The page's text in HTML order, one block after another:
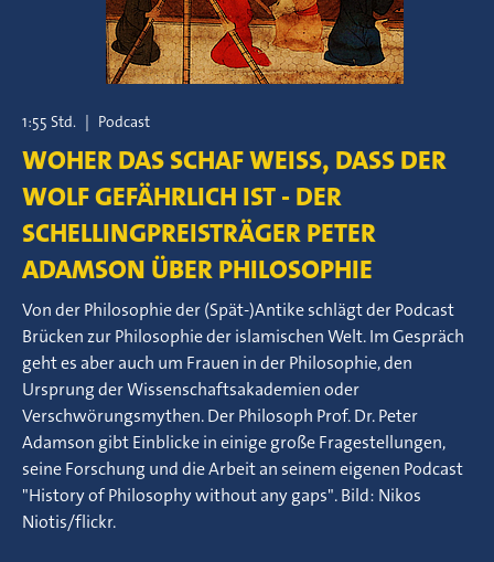
1:55 Std. | Podcast
WOHER DAS SCHAF WEISS, DASS DER W
OLF GEFÄHRLICH IST - DER S
CHELLINGPREISTRÄGER PETER A
DAMSON ÜBER PHILOSOPHIE
Von der Philosophie der (Spät-)Antike schlägt der Podcast
Brücken zur Philosophie der islamischen Welt. Im Gespräch
geht es aber auch um Frauen in der Philosophie, den
Ursprung der Wissenschaftsakademien oder
Verschwörungsmythen. Der Philosoph Prof. Dr. Peter
Adamson gibt Einblicke in einige große Fragestellungen,
seine Forschung und die Arbeit an seinem eigenen Podcast
"History of Philosophy without any gaps". Bild: Nikos
Niotis/flickr.